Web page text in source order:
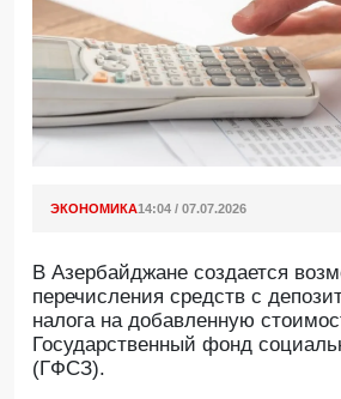
ЭКОНОМИКА14:04 / 07.07.2026
В Азербайджане создается
перечисления средств с
налога на добавленную
Государственный фонд
(ГФСЗ).